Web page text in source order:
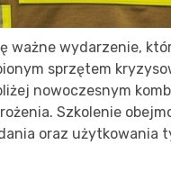
ważne wydarzenie,
sprzętem
nowoczesnym
Szkolenie
oraz użytkowania